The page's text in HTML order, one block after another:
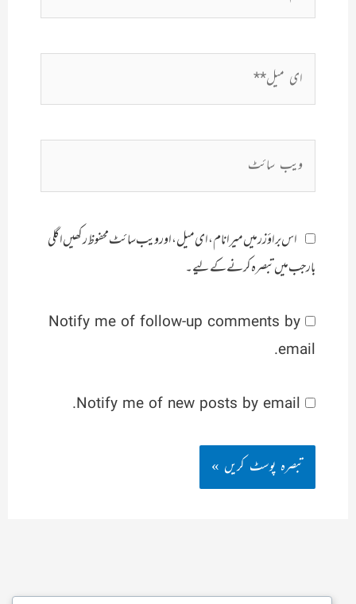
میل**
اس براؤزر میں میرا نام، ای میل، اور ویب سائٹ محفوظ رکھیں اگلی
بار جب میں تبصرہ کرنے کےلیے۔
Notify me of follow-up comments by
email.
Notify me of new posts by email.